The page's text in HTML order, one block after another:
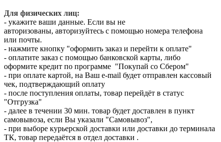
Для физических лиц:
- укажите ваши данные. Если вы не
авторизованы, авторизуйтесь с помощью номера телефона
или почты.
- нажмите кнопку "оформить заказ и перейти к оплате"
- оплатите заказ с помощью банковской карты, либо
оформите кредит по программе "Покупай со Сбером"
- при оплате картой, на Ваш e-mail будет отправлен кассовый
чек, подтверждающий оплату
- после поступления оплаты, товар перейдёт в статус
"Отгрузка"
- далее в течении 30 мин. товар будет доставлен в пункт
самовывоза, если Вы указали "Самовывоз",
- при выборе курьерской доставки или доставки до терминала
ТК, товар передаётся в отдел доставки .